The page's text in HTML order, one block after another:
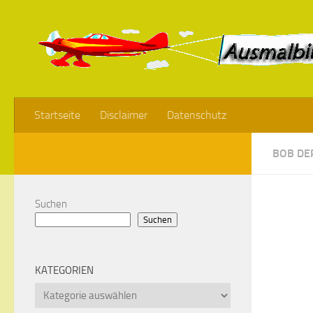
Startseite Disclaimer Datenschutz
BOB
Suchen
Suchen
KATEGORIEN
Kategorien